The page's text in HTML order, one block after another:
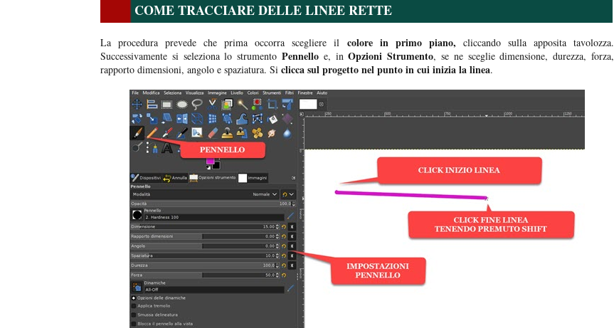
COME TRACCIARE DELLE LINEE RETTE
La procedura prevede che prima occorra scegliere il colore in primo piano, cliccando sulla apposita tavolozza.
Successivamente si seleziona lo strumento Pennello e, inOpzioni Strumento, se ne sceglie dimensione, durezza, forza,
rapporto dimensioni, angolo e spaziatura. Si clicca sul progetto nel punto in cui inizia la linea.